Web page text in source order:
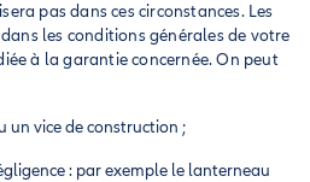
pas dans ces circonstances. Les
les conditions générales de votre
à la garantie concernée. On peut
un vice de construction ;
: par exemple le lanterneau